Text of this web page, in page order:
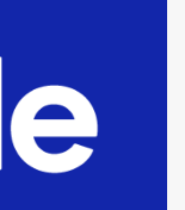
en la
edificio de
del